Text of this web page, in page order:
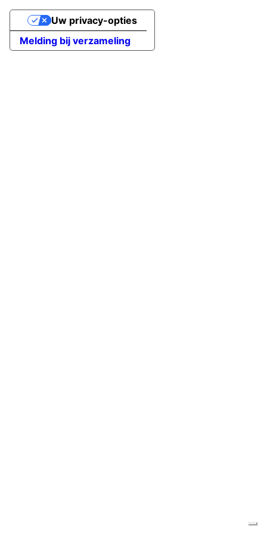
Melding bij verzameling
Uw privacy-opties